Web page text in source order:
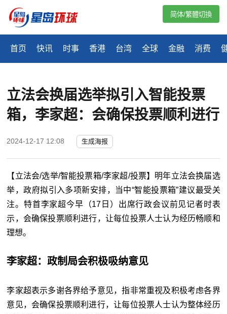
首页 快讯 时事 香港 台湾 全球 金融 消费
简体/繁體切換
立法会换届选举拟引入智能投票
箱，李家超：会确保投票顺利进行
2024-12-17 12:08 生成海报
【立法会/选举/智能投票箱/李家超/投票】明年立法会换届选
举，政府拟引入多项新安排，当中“智能投票箱”建议最受关
注。特首李家超今早（17日）出席行政会议前见记者时表
示，会确保投票顺利进行，让每位投票人士认为经历畅顺和
理想。
李家超：政制局会积极吸纳意见
李家超表示多谢各界给予意见，指非常重视及积极考虑各界
意见，会确保投票顺利进行，让每位投票人士认为整体经历